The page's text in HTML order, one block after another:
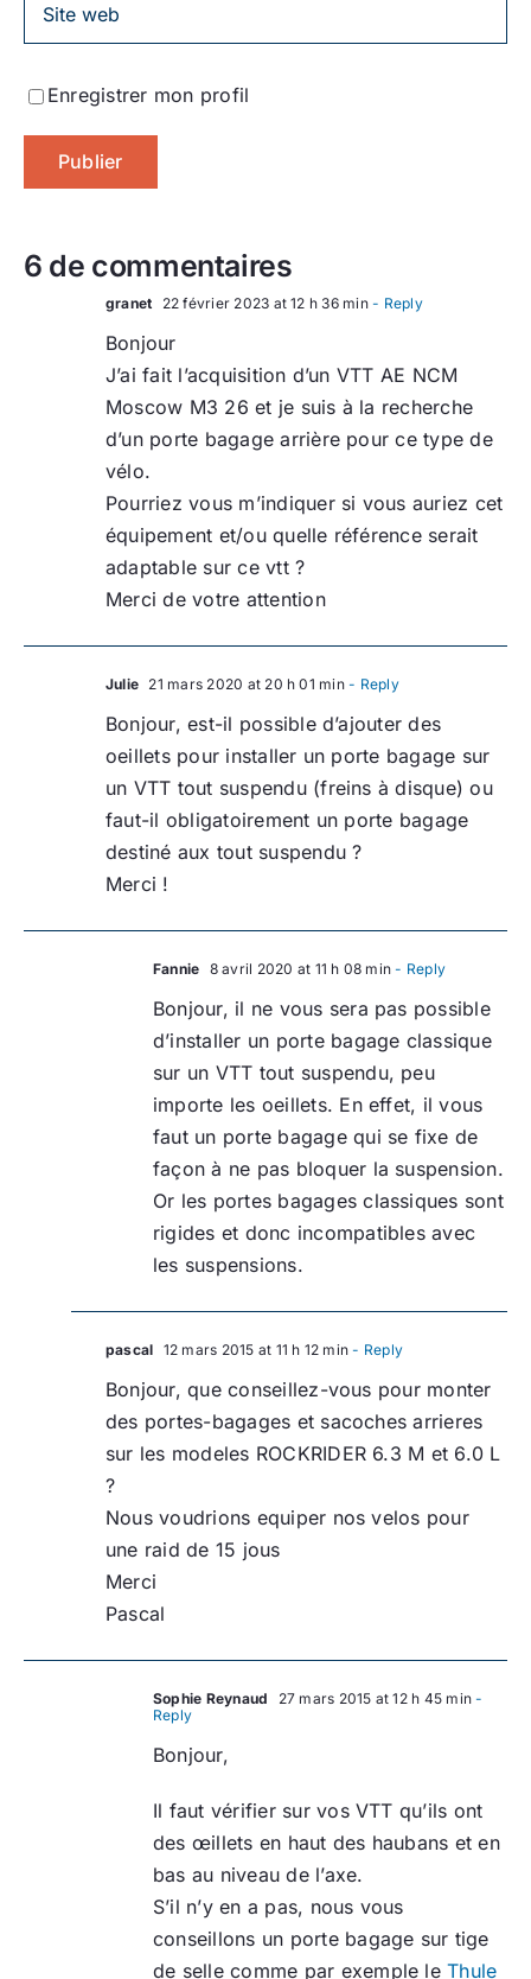
6 de commentaires
granet 22 février 2023 at 12 h 36 min- Reply
Bonjour
J’ai fait l’acquisition d’un VTT AE NCM
Moscow M3 26 et je suis à la recherche
d’un porte bagage arrière pour ce type de
vélo.
Pourriez vous m’indiquer si vous auriez cet
équipement et/ou quelle référence serait
adaptable sur ce vtt ?
Merci de votre attention
Julie 21 mars 2020 at 20 h 01 min- Reply
Bonjour, est-il possible d’ajouter des
oeillets pour installer un porte bagage sur
un VTT tout suspendu (freins à disque) ou
faut-il obligatoirement un porte bagage
destiné aux tout suspendu ?
Merci !
Fannie 8 avril 2020 at 11 h 08 min - Reply
Bonjour, il ne vous sera pas possible
d’installer un porte bagage classique
sur un VTT tout suspendu, peu
importe les oeillets. En effet, il vous
faut un porte bagage qui se fixe de
façon à ne pas bloquer la suspension.
Or les portes bagages classiques sont
rigides et donc incompatibles avec
les suspensions.
pascal 12 mars 2015 at 11 h 12 min - Reply
Bonjour, que conseillez-vous pour monter
des portes-bagages et sacoches arrieres
sur les modeles ROCKRIDER 6.3 M et 6.0 L
?
Nous voudrions equiper nos velos pour
une raid de 15 jous
Merci
Pascal
Sophie Reynaud 27 mars 2015 at 12 h 45 min -
Reply
Bonjour,
Il faut vérifier sur vos VTT qu’ils ont
des œillets en haut des haubans et en
bas au niveau de l’axe.
S’il n’y en a pas, nous vous
conseillons un porte bagage sur tige
de selle comme par exemple leThule
Enregistrer mon profil